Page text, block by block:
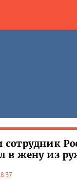
сотрудник
в жену из